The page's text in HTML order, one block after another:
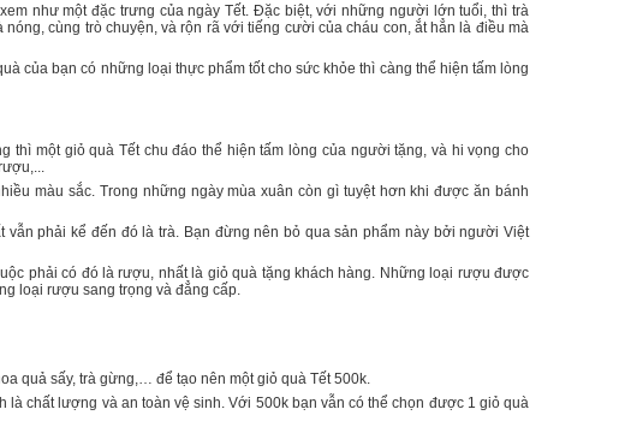
như một đặc trưng của ngày Tết. Đặc biệt, với những người lớn tuổi, thì trà
cùng trò chuyện, và rộn rã với tiếng cười của cháu con, ắt hẳn là điều mà
của bạn có những loại thực phẩm tốt cho sức khỏe thì càng thể hiện tấm lòng
một giỏ quà Tết chu đáo thể hiện tấm lòng của người tặng, và hi vọng cho
màu sắc. Trong những ngày mùa xuân còn gì tuyệt hơn khi được ăn bánh
phải kể đến đó là trà. Bạn đừng nên bỏ qua sản phẩm này bởi người Việt
phải có đó là rượu, nhất là giỏ quà tặng khách hàng. Những loại rượu được
loại rượu sang trọng và đẳng cấp.
quả sấy, trà gừng,… để tạo nên một giỏ quà Tết 500k.
chất lượng và an toàn vệ sinh. Với 500k bạn vẫn có thể chọn được 1 giỏ quà